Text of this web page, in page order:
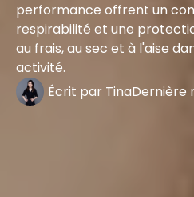
performance offrent un
respirabilité et une
au frais, au sec et à l'aise
activité.
Écrit par TinaDernière